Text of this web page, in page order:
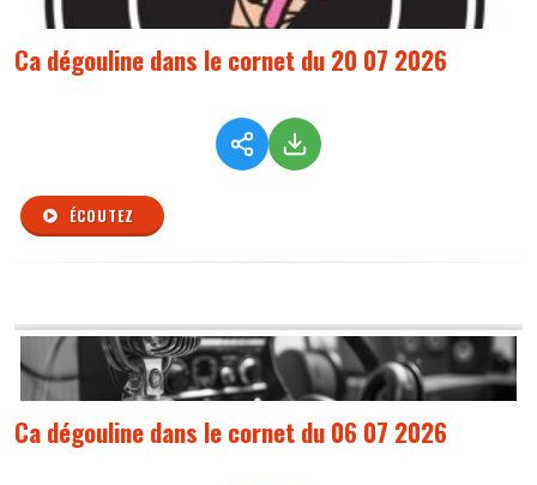
Ca dégouline dans le cornet du 20 07 2026
ÉCOUTEZ
Ca dégouline dans le cornet du 06 07 2026